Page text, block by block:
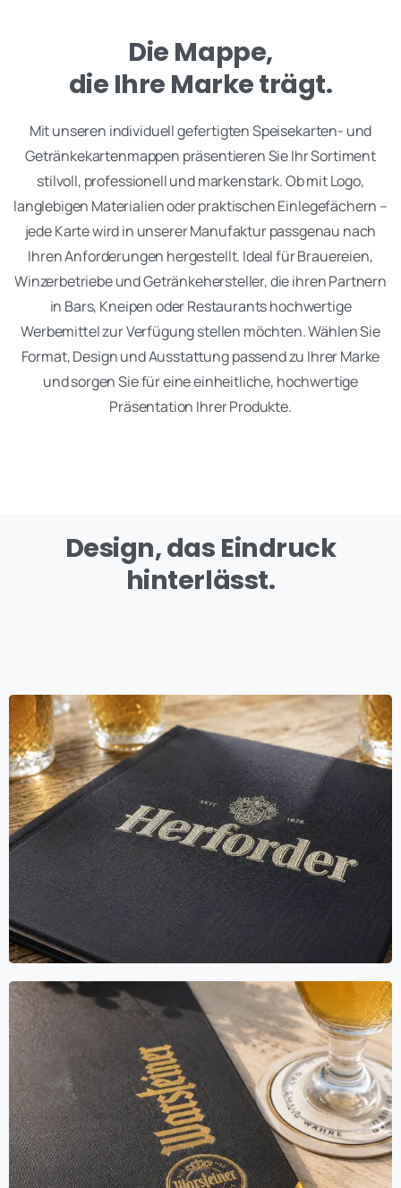
Die Mappe,
die Ihre Marke trägt.
Mit unseren individuell gefertigten Speisekarten- und
Getränkekartenmappen präsentieren Sie Ihr Sortiment
stilvoll, professionell und markenstark. Ob mit Logo,
langlebigen Materialien oder praktischen Einlegefächern –
jede Karte wird in unserer Manufaktur passgenau nach
Ihren Anforderungen hergestellt. Ideal für Brauereien,
Winzerbetriebe und Getränkehersteller, die ihren Partnern
in Bars, Kneipen oder Restaurants hochwertige
Werbemittel zur Verfügung stellen möchten. Wählen Sie
Format, Design und Ausstattung passend zu Ihrer Marke
und sorgen Sie für eine einheitliche, hochwertige
Präsentation Ihrer Produkte.
Design, das Eindruck
hinterlässt.